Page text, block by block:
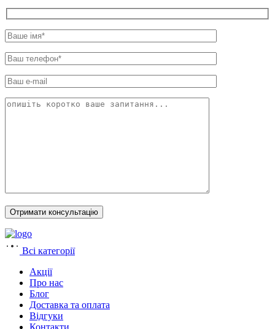
Всі категорії
Акції
Про нас
Блог
Доставка та оплата
Відгуки